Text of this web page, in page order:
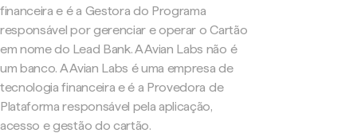
financeira e é a Gestora do Programa
responsável por gerenciar e operar o Cartão
em nome do Lead Bank. A Avian Labs não é
um banco. A Avian Labs é uma empresa de
tecnologia financeira e é a Provedora de
Plataforma responsável pela aplicação,
acesso e gestão do cartão.